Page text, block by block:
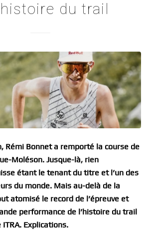
du trail
Rémi Bonnet a remporté la course de
Moléson. Jusque-là, rien
étant le tenant du titre et l’un des
du monde. Mais au-delà de la
atomisé le record de l’épreuve et
performance de l’histoire du trail
Explications.